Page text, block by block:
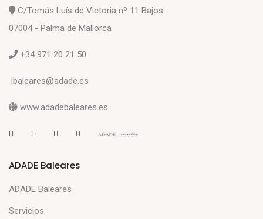
C/Tomás Luís de Victoria nº 11 Bajos
07004 - Palma de Mallorca
+34 971 20 21 50
ibaleares@adade.es
www.adadebaleares.es
ADADE Baleares
ADADE Baleares
Servicios